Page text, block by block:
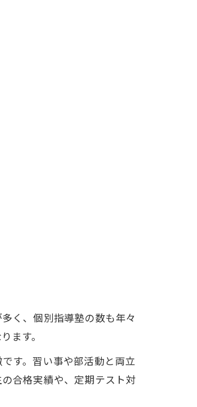
く、個別指導塾の数も年々
ます。
す。習い事や部活動と両立
合格実績や、定期テスト対